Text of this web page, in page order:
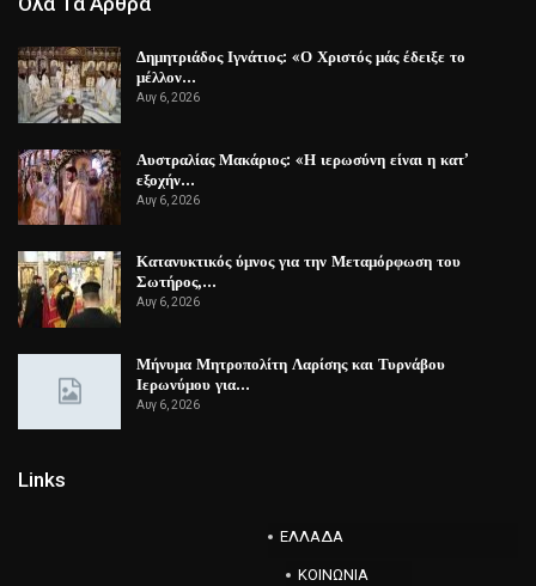
Δημητριάδος Ιγνάτιος: «Ο Χριστός μάς έδειξε το
μέλλον…
Αυγ 6, 2026
Αυστραλίας Μακάριος: «Η ιερωσύνη είναι η κατ’
εξοχήν…
Αυγ 6, 2026
Κατανυκτικός ύμνος για την Μεταμόρφωση του
Σωτήρος,…
Αυγ 6, 2026
Μήνυμα Μητροπολίτη Λαρίσης και Τυρνάβου
Ιερωνύμου για…
Αυγ 6, 2026
Links
ΕΛΛΑΔΑ
ΚΟΙΝΩΝΙΑ